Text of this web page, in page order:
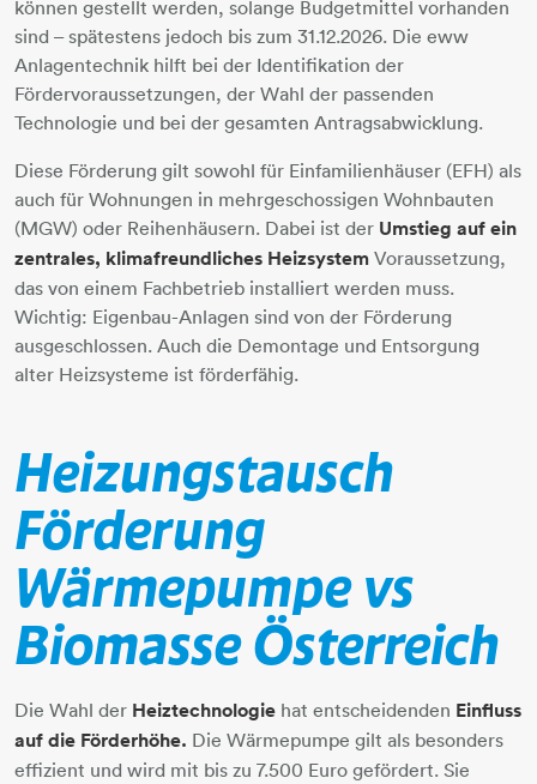
können gestellt werden, solange Budgetmittel vorhanden
sind – spätestens jedoch bis zum 31.12.2026. Die eww
Anlagentechnik hilft bei der Identifikation der
Fördervoraussetzungen, der Wahl der passenden
Technologie und bei der gesamten Antragsabwicklung.
Diese Förderung gilt sowohl für Einfamilienhäuser (EFH) als
auch für Wohnungen in mehrgeschossigen Wohnbauten
(MGW) oder Reihenhäusern. Dabei ist der Umstieg auf ein
zentrales, klimafreundliches Heizsystem Voraussetzung,
das von einem Fachbetrieb installiert werden muss.
Wichtig: Eigenbau-Anlagen sind von der Förderung
ausgeschlossen. Auch die Demontage und Entsorgung
alter Heizsysteme ist förderfähig.
Heizungstausch
Förderung
Wärmepumpe vs
Biomasse Österreich
Die Wahl der Heiztechnologie hat entscheidenden Einfluss
auf die Förderhöhe. Die Wärmepumpe gilt als besonders
effizient und wird mit bis zu 7.500 Euro gefördert. Sie